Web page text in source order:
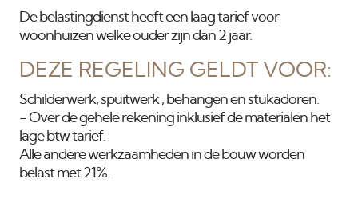
De belastingdienst heeft een laag tarief voor
woonhuizen welke ouder zijn dan 2 jaar.
DEZE REGELING GELDT VOOR:
Schilderwerk, spuitwerk , behangen en stukadoren:
- Over de gehele rekening inklusief de materialen het
lage btw tarief.
Alle andere werkzaamheden in de bouw worden
belast met 21%.